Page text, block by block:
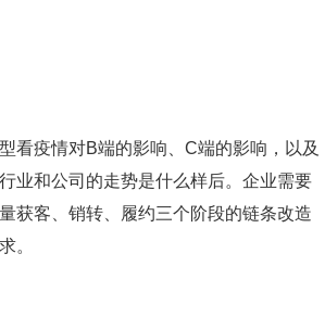
看疫情对B端的影响、C端的影响，以及
业和公司的走势是什么样后。企业需要
获客、销转、履约三个阶段的链条改造
。